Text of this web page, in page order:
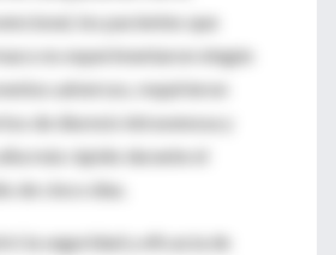
los pacientes que
no experimentaron ningún
adversos, requirieron
de diuresis intravenosa y
más rápido durante el
de cinco días.
la seguridad y eficacia de